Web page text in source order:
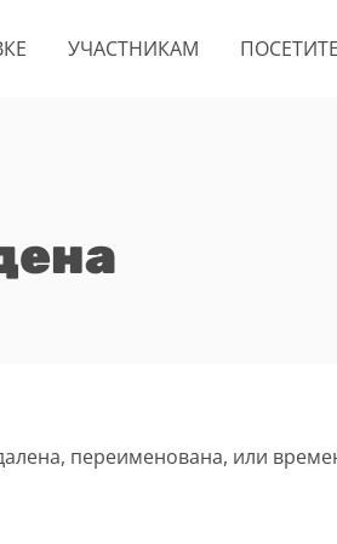
УЧАСТНИКАМ
переименована, или